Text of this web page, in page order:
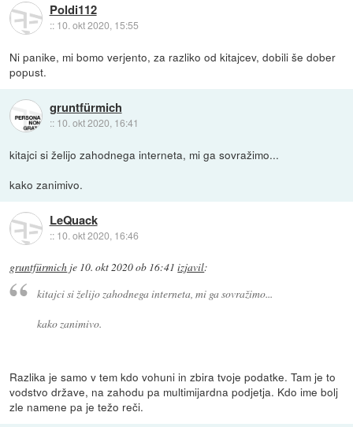
Poldi112
:: 10. okt 2020, 15:55
Ni panike, mi bomo verjento, za razliko od kitajcev, dobili še dober
popust.
gruntfürmich
:: 10. okt 2020, 16:41
kitajci si želijo zahodnega interneta, mi ga sovražimo...
kako zanimivo.
LeQuack
:: 10. okt 2020, 16:46
gruntfürmich je 10. okt 2020 ob 16:41 izjavil:
kitajci si želijo zahodnega interneta, mi ga sovražimo...
kako zanimivo.
Razlika je samo v tem kdo vohuni in zbira tvoje podatke. Tam je to
vodstvo države, na zahodu pa multimijardna podjetja. Kdo ime bolj
zle namene pa je težo reči.